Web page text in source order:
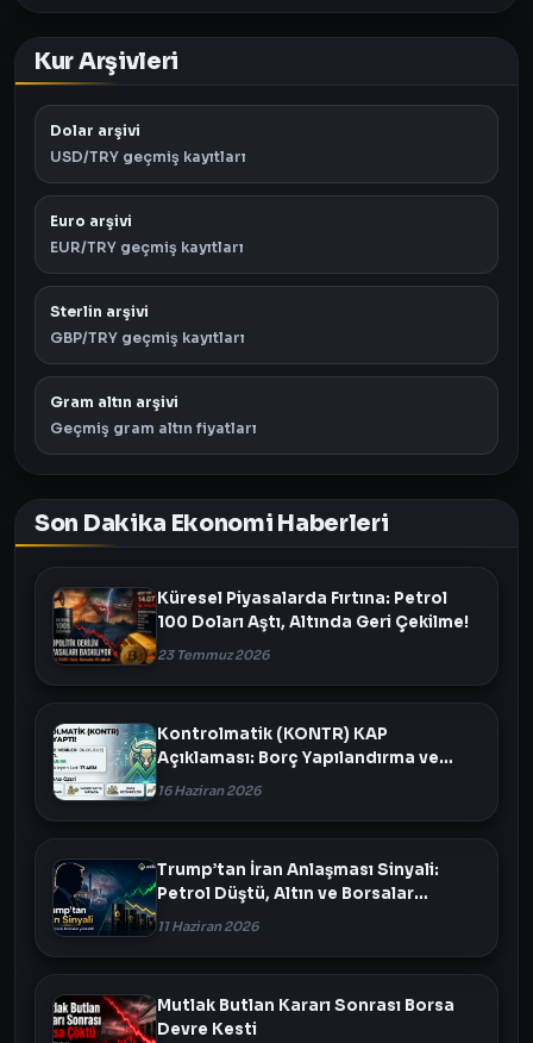
Kur Arşivleri
Dolar arşivi
USD/TRY geçmiş kayıtları
Euro arşivi
EUR/TRY geçmiş kayıtları
Sterlin arşivi
GBP/TRY geçmiş kayıtları
Gram altın arşivi
Geçmiş gram altın fiyatları
Son Dakika Ekonomi Haberleri
Küresel Piyasalarda Fırtına: Petrol
100 Doları Aştı, Altında Geri Çekilme!
23 Temmuz 2026
Kontrolmatik (KONTR) KAP
Açıklaması: Borç Yapılandırma ve
Varlık Satışı Masada
16 Haziran 2026
Trump’tan İran Anlaşması Sinyali:
Petrol Düştü, Altın ve Borsalar
Yükseldi
11 Haziran 2026
Mutlak Butlan Kararı Sonrası Borsa
Devre Kesti